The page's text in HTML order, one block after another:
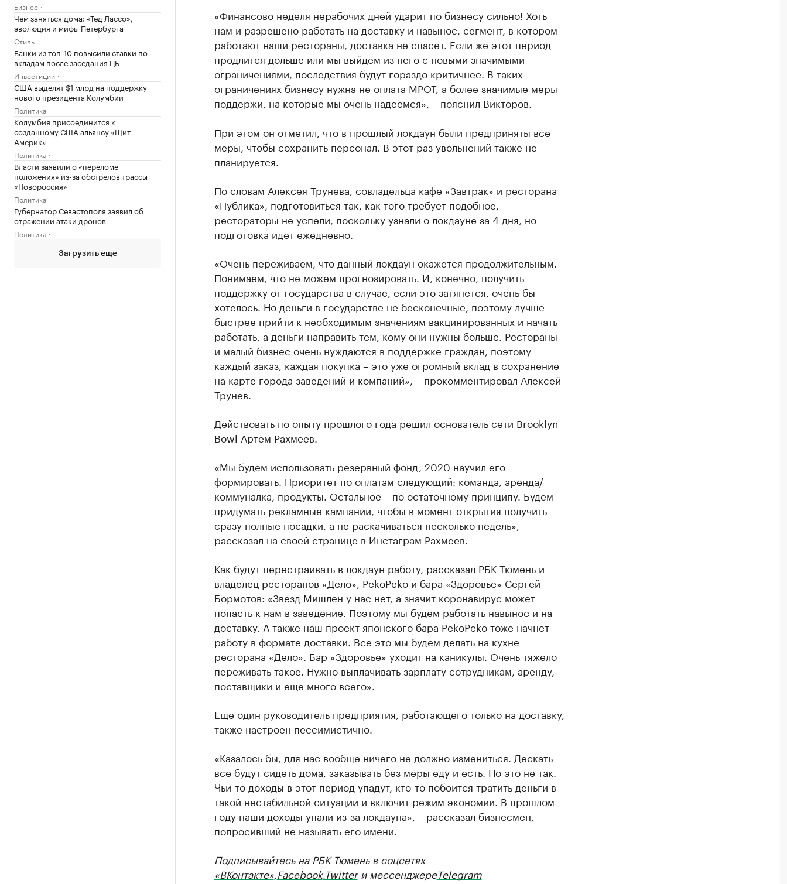
Бизнес
Чем заняться дома: «Тед Лассо»,
эволюция и мифы Петербурга
Стиль
Банки из топ-10 повысили ставки по
вкладам после заседания ЦБ
Инвестиции
США выделят $1 млрд на поддержку
нового президента Колумбии
Политика
Колумбия присоединится к
созданному США альянсу «Щит
Америк»
Политика
Власти заявили о «переломе
положения» из-за обстрелов трассы
«Новороссия»
Политика
Губернатор Севастополя заявил об
отражении атаки дронов
Политика
Загрузить еще
«Финансово неделя нерабочих дней ударит по бизнесу сильно! Хоть
нам и разрешено работать на доставку и навынос, сегмент, в котором
работают наши рестораны, доставка не спасет. Если же этот период
продлится дольше или мы выйдем из него с новыми значимыми
ограничениями, последствия будут гораздо критичнее. В таких
ограничениях бизнесу нужна не оплата МРОТ, а более значимые меры
поддержи, на которые мы очень надеемся», – пояснил Викторов.
При этом он отметил, что в прошлый локдаун были предприняты все
меры, чтобы сохранить персонал. В этот раз увольнений также не
планируется.
По словам Алексея Трунева, совладельца кафе «Завтрак» и ресторана
«Публика», подготовиться так, как того требует подобное,
рестораторы не успели, поскольку узнали о локдауне за 4 дня, но
подготовка идет ежедневно.
«Очень переживаем, что данный локдаун окажется продолжительным.
Понимаем, что не можем прогнозировать. И, конечно, получить
поддержку от государства в случае, если это затянется, очень бы
хотелось. Но деньги в государстве не бесконечные, поэтому лучше
быстрее прийти к необходимым значениям вакцинированных и начать
работать, а деньги направить тем, кому они нужны больше. Рестораны
и малый бизнес очень нуждаются в поддержке граждан, поэтому
каждый заказ, каждая покупка – это уже огромный вклад в сохранение
на карте города заведений и компаний», – прокомментировал Алексей
Трунев.
Действовать по опыту прошлого года решил основатель сети Brooklyn
Bowl Артем Рахмеев.
«Мы будем использовать резервный фонд, 2020 научил его
формировать. Приоритет по оплатам следующий: команда, аренда/
коммуналка, продукты. Остальное – по остаточному принципу. Будем
придумать рекламные кампании, чтобы в момент открытия получить
сразу полные посадки, а не раскачиваться несколько недель», –
рассказал на своей странице в Инстаграм Рахмеев.
Как будут перестраивать в локдаун работу, рассказал РБК Тюмень и
владелец ресторанов «Дело», РekoРeko и бара «Здоровье» Сергей
Бормотов: «Звезд Мишлен у нас нет, а значит коронавирус может
попасть к нам в заведение. Поэтому мы будем работать навынос и на
доставку. А также наш проект японского бара РekoРeko тоже начнет
работу в формате доставки. Все это мы будем делать на кухне
ресторана «Дело». Бар «Здоровье» уходит на каникулы. Очень тяжело
переживать такое. Нужно выплачивать зарплату сотрудникам, аренду,
поставщики и еще много всего».
Еще один руководитель предприятия, работающего только на доставку,
также настроен пессимистично.
«Казалось бы, для нас вообще ничего не должно измениться. Дескать
все будут сидеть дома, заказывать без меры еду и есть. Но это не так.
Чьи-то доходы в этот период упадут, кто-то побоится тратить деньги в
такой нестабильной ситуации и включит режим экономии. В прошлом
году наши доходы упали из-за локдауна», – рассказал бизнесмен,
попросивший не называть его имени.
Подписывайтесь на РБК Тюмень в соцсетях
«ВКонтакте», Facebook,Twitterи мессенджереTelegram